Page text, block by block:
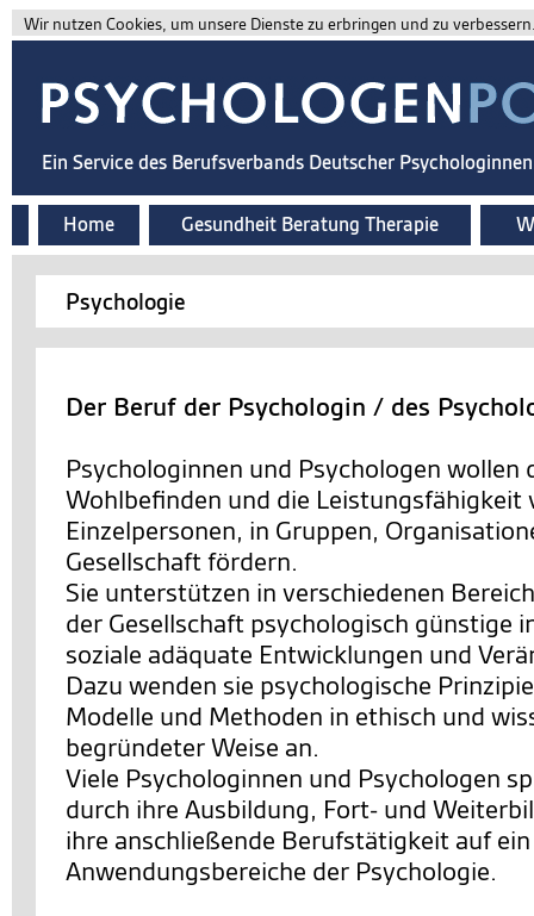
Wir nutzen Cookies, um unsere Dienste zu erbringen und zu
Ein Service des Berufsverbands Deutscher
Home Gesundheit Beratung Therapie
Psychologie
Der Beruf der Psychologin / des
Psychologinnen und Psychologen wollen
Wohlbefinden und die Leistungsfähigkeit
Einzelpersonen, in Gruppen,
Gesellschaft fördern.
Sie unterstützen in verschiedenen
der Gesellschaft psychologisch günstige
soziale adäquate Entwicklungen und
Dazu wenden sie psychologische
Modelle und Methoden in ethisch und
begründeter Weise an.
Viele Psychologinnen und Psychologen
durch ihre Ausbildung, Fort- und
ihre anschließende Berufstätigkeit auf
Anwendungsbereiche der Psychologie.